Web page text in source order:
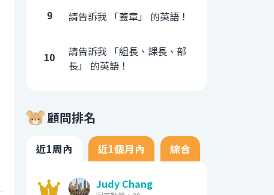
9 請告訴我 「蓋章」 的英語！
10
請告訴我 「組長、課長、部
長」 的英語！
顧問排名
近1周內 近1個月內 綜合
Judy Chang